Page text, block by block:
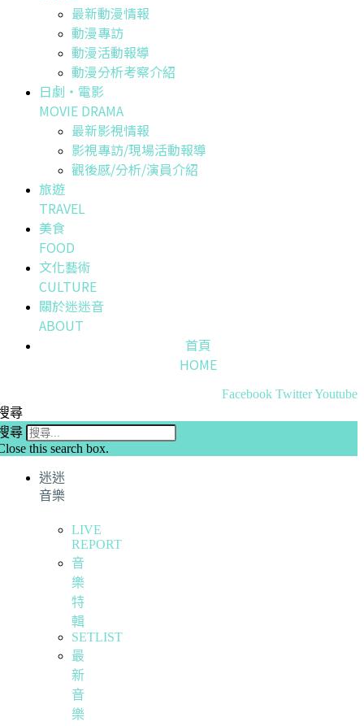
最新動漫情報
動漫專訪
動漫活動報導
動漫分析考察介紹
日劇・電影
MOVIE DRAMA
最新影視情報
影視專訪/現場活動報導
觀後感/分析/演員介紹
旅遊
TRAVEL
美食
FOOD
文化藝術
CULTURE
關於迷迷音
ABOUT
首頁
HOME
Facebook TwitterYoutube
尋
尋
this search box.
迷迷
音樂
LIVE
REPORT
音
樂
特
輯
SETLIST
最
新
音
樂